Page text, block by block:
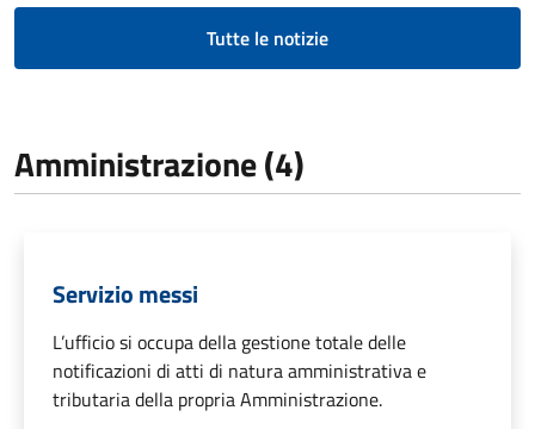
Tutte le notizie
Amministrazione (4)
Servizio messi
L’ufficio si occupa della gestione totale delle
notificazioni di atti di natura amministrativa e
tributaria della propria Amministrazione.